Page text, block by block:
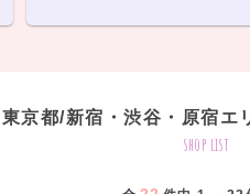
東京都/新宿・渋谷・原宿エ
shop list